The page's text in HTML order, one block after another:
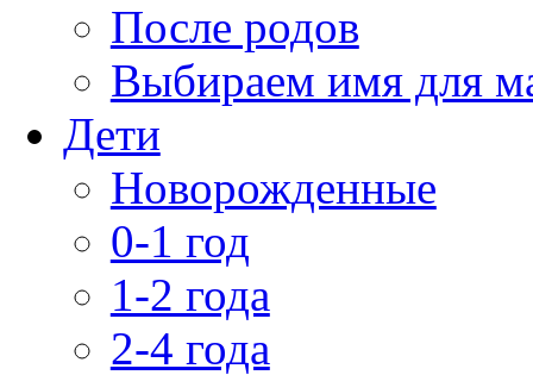
После родов
Выбираем имя для
Дети
Новорожденные
0-1 год
1-2 года
2-4 года